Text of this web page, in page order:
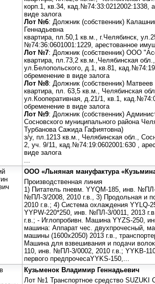
корп.1, кв.34, кад.№74:33:0212002:1338,
виде залога
Лот №6: Должник (собственник)
Геннадьевна
квартира, пл.50,1 кв.м., г.Челябинск,
№74:36:0601001:1229, арестованное
Лот №7: Должник (собственник) ООО
квартира, пл.73,2 кв.м.,Челябинская
ул.Белопольского, д.1, кв.81,
обременение в виде залога
Лот №8: Должник (собственник)
квартира, пл. 63,5 кв.м., Челябинская
ул.Кооперативная, д.21/1, кв.1,
обременение в виде залога
Лот №9: Должник (собственник)
Сосновского муниципального района
Турбанова Сажида Гафиятовна)
з/у, пл.1213 кв.м., Челябинская обл.,
2, уч. 9/11, кад.№74:19:0602001:630 ,
виде залога
ООО «Льняная мануфактура
Производственная линия
1) Питатель пневм. YYQM-185, инв.
№ПЛ-3/2008, 2010 г.в., 3) Продольная и
2010 г.в.; 4) Система охлаждения
YYPW-220*250, инв. №ПЛ-3/0011, 2013
г.в.; - Иглопробивн. Машина YYZS-250,
машина: Аппарат чес. двухпрочесный,
машины (1600х2050) 2013 г.в.,
Машина для взвешивания и подачи
110, инв. №ПЛ-3/0002, 2010 г.в.; YYKB-
первого предпрочесаYYKS-150,...
Кузьменок Владимир Геннадьевич
Лот №1 Транспортное средство SUZUKI